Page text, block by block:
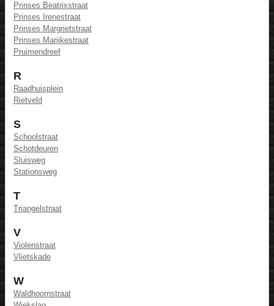
Prinses Beatrixstraat
Prinses Irenestraat
Prinses Margrietstraat
Prinses Marijkestraat
Pruimendreef
R
Raadhuisplein
Rietveld
S
Schoolstraat
Schotdeuren
Sluisweg
Stationsweg
T
Triangelstraat
V
Violenstraat
Vlietskade
W
Waldhoornstraat